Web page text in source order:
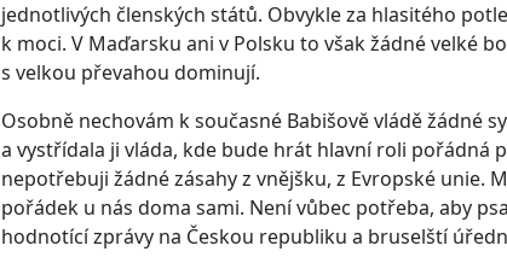
jednotlivých členských států. Obvykle za hlasitého
k moci. V Maďarsku ani v Polsku to však žádné velké
s velkou převahou dominují.
Osobně nechovám k současné Babišově vládě žádné
a vystřídala ji vláda, kde bude hrát hlavní roli pořádná
nepotřebuji žádné zásahy z vnějšku, z Evropské unie.
pořádek u nás doma sami. Není vůbec potřeba, aby
hodnotící zprávy na Českou republiku a bruselští